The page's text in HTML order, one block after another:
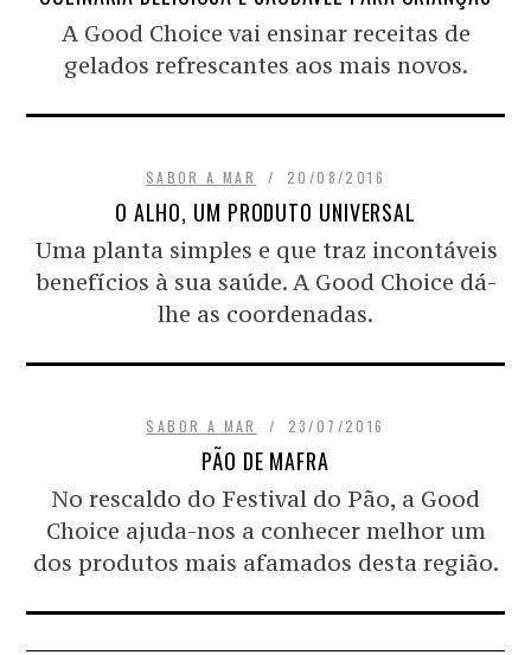
A Good Choice vai ensinar receitas de
gelados refrescantes aos mais novos.
SABOR A MAR 20/08/2016
O ALHO, UM PRODUTO UNIVERSAL
Uma planta simples e que traz incontáveis
benefícios à sua saúde. A Good Choice dá-
lhe as coordenadas.
SABOR A MAR 23/07/2016
PÃO DE MAFRA
No rescaldo do Festival do Pão, a Good
Choice ajuda-nos a conhecer melhor um
dos produtos mais afamados desta região.